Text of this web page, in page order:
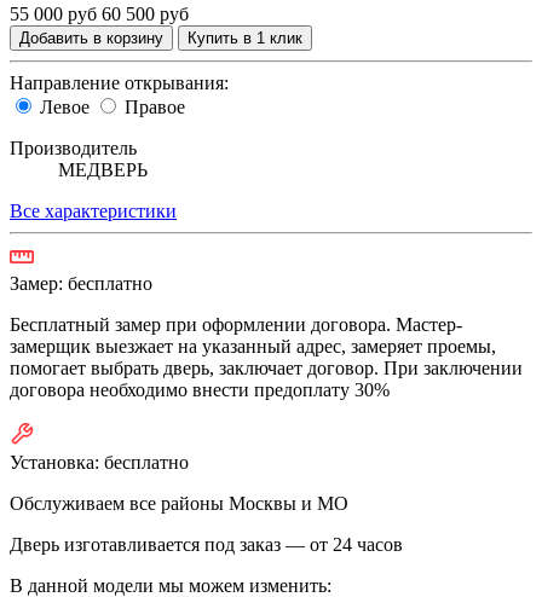
55 000 руб 60 500 руб
Добавить в корзину Купить в 1 клик
Направление открывания:
Левое
Правое
Производитель
МЕДВЕРЬ
Все характеристики
Замер: бесплатно
Бесплатный замер при оформлении договора. Мастер-
замерщик выезжает на указанный адрес, замеряет проемы,
помогает выбрать дверь, заключает договор. При заключении
договора необходимо внести предоплату 30%
Установка: бесплатно
Обслуживаем все районы Москвы и МО
Дверь изготавливается под заказ — от 24 часов
В данной модели мы можем изменить: